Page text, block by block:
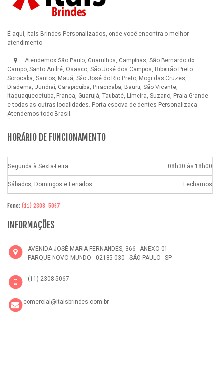
É aqui, Itals Brindes Personalizados, onde você encontra o melhor
atendimento
Atendemos São Paulo, Guarulhos, Campinas, São Bernardo do
Campo, Santo André, Osasco, São José dos Campos, Ribeirão Preto,
Sorocaba, Santos, Mauá, São José do Rio Preto, Mogi das Cruzes,
Diadema, Jundiaí, Carapicuíba, Piracicaba, Bauru, São Vicente,
Itaquaquecetuba, Franca, Guarujá, Taubaté, Limeira, Suzano, Praia Grande
e todas as outras localidades. Porta-escova de dentes Personalizada
Atendemos todo Brasil.
HORÁRIO DE FUNCIONAMENTO
Segunda à Sexta-Feira: 08h30 às 18h00
Sábados, Domingos e Feriados: Fechamos
Fone: (11) 2308-5067
INFORMAÇÕES
AVENIDA JOSÉ MARIA FERNANDES, 366 - ANEXO 01
PARQUE NOVO MUNDO - 02185-030 - SÃO PAULO - SP
(11) 2308-5067
comercial@italsbrindes.com.br